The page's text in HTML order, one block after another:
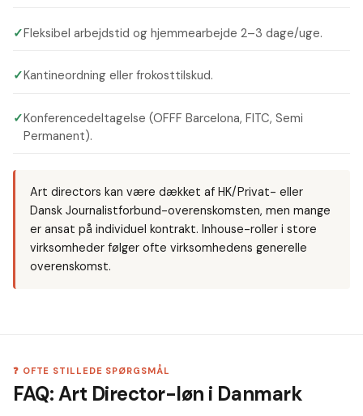
✓Fleksibel arbejdstid og hjemmearbejde 2–3 dage/uge.
✓Kantineordning eller frokosttilskud.
✓Konferencedeltagelse (OFFF Barcelona, FITC, Semi
Permanent).
Art directors kan være dækket af HK/Privat- eller
Dansk Journalistforbund-overenskomsten, men mange
er ansat på individuel kontrakt. Inhouse-roller i store
virksomheder følger ofte virksomhedens generelle
overenskomst.
❓ OFTE STILLEDE SPØRGSMÅL
FAQ: Art Director-løn i Danmark